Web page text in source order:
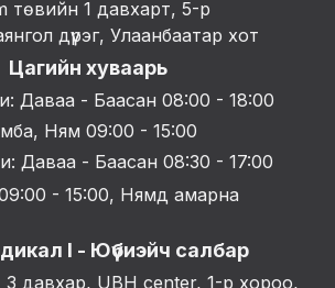
төвийн 1 давхарт, 5-р
дүүрэг, Улаанбаатар хот
Цагийн хуваарь
Даваа - Баасан 08:00 - 18:00
Ням 09:00 - 15:00
Даваа - Баасан 08:30 - 17:00
- 15:00, Нямд амарна
I - Юүбиэйч салбар
3 давхар, UBH center, 1-р хороо,